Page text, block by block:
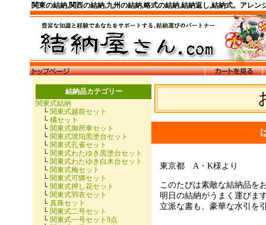
関東の結納,関西の結納,九州の結納,略式の結納,結納返し,結納式。アレ
東京都 A・K様より
このたびは素敵な結納品を
明日の結納がうまく運びま
立派な書も、豪華な水引を
結納品カテゴリー
関東式結納
└ 関東式越前セット
└ 橘セット
└ 関東式御所車セット
└ 関東式琥珀黒塗台セット
└ 関東式孔雀セット
└ 関東式わたゆき黒塗台セット
└ 関東式わたゆき白木台セット
└ 関東式梅セット
└ 関東式可憐セット
└ 関東式押し花セット
└ 関東式羽衣セット
└ 真珠セット
└ 関東式二号セット
└ 関東式一号セット9点